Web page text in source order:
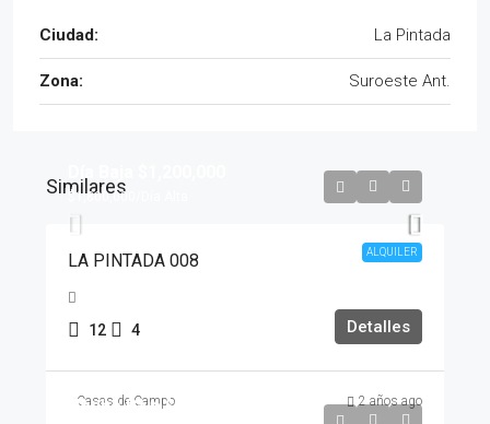
Ciudad: La Pintada
Zona: Suroeste Ant.
Similares
ALQUILER
$1,800,000
LA PINTADA 008
12 4 Detalles
Casas de Campo 2 años ago
Noche Baja$1,200,000